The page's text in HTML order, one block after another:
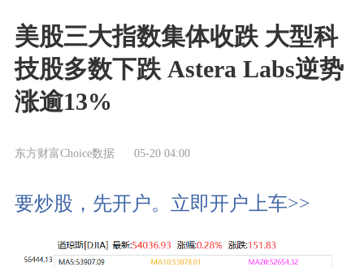
美股三大指数集体收跌 大型科
技股多数下跌 Astera Labs逆势
涨逾13%
东方财富Choice数据 05-20 04:00
要炒股，先开户。立即开户上车>>